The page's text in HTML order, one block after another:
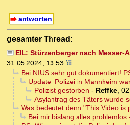
antworten
gesamter Thread:
EIL: Stürzenberger nach
31.05.2024, 13:53
Bei NIUS sehr gut dokumentiert!
Update! Polizei in Mannheim
Polizist gestorben - Reffke,
Asylantrag des Täters wurde
Was bedeutet denn "This Video is
Bei mir bislang alles